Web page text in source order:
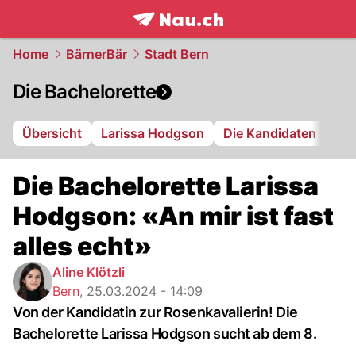
frontpage.NAU.ch
Home BärnerBär Stadt Bern
Die Bachelorette
Übersicht Larissa Hodgson Die Kandidaten
Die Bachelorette Larissa
Hodgson: «An mir ist fast
alles echt»
Aline Klötzli
Bern, 25.03.2024 - 14:09
Von der Kandidatin zur Rosenkavalierin! Die
Bachelorette Larissa Hodgson sucht ab dem 8.